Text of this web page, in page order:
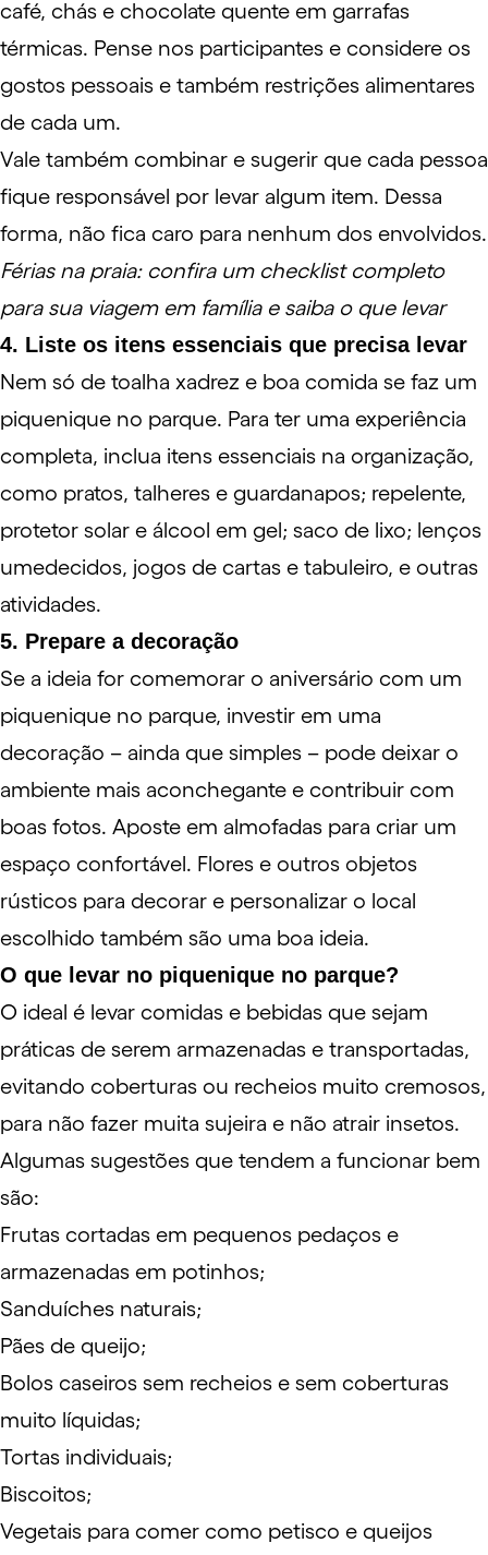
café, chás e chocolate quente em garrafas
térmicas. Pense nos participantes e considere os
gostos pessoais e também restrições alimentares
de cada um.
Vale também combinar e sugerir que cada pessoa
fique responsável por levar algum item. Dessa
forma, não fica caro para nenhum dos envolvidos.
Férias na praia: confira um checklist completo
para sua viagem em família e saiba o que levar
4. Liste os itens essenciais que precisa levar
Nem só de toalha xadrez e boa comida se faz um
piquenique no parque. Para ter uma experiência
completa, inclua itens essenciais na organização,
como pratos, talheres e guardanapos; repelente,
protetor solar e álcool em gel; saco de lixo; lenços
umedecidos, jogos de cartas e tabuleiro, e outras
atividades.
5. Prepare a decoração
Se a ideia for comemorar o aniversário com um
piquenique no parque, investir em uma
decoração – ainda que simples – pode deixar o
ambiente mais aconchegante e contribuir com
boas fotos. Aposte em almofadas para criar um
espaço confortável. Flores e outros objetos
rústicos para decorar e personalizar o local
escolhido também são uma boa ideia.
O que levar no piquenique no parque?
O ideal é levar comidas e bebidas que sejam
práticas de serem armazenadas e transportadas,
evitando coberturas ou recheios muito cremosos,
para não fazer muita sujeira e não atrair insetos.
Algumas sugestões que tendem a funcionar bem
são:
Frutas cortadas em pequenos pedaços e
armazenadas em potinhos;
Sanduíches naturais;
Pães de queijo;
Bolos caseiros sem recheios e sem coberturas
muito líquidas;
Tortas individuais;
Biscoitos;
Vegetais para comer como petisco e queijos